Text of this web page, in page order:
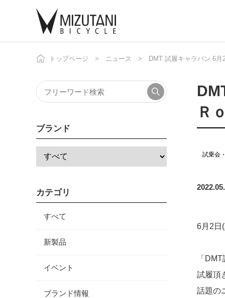
自
トップページ ニュース DMT 試履キャラバン 6月
Ｒ
試乗会
6月2日
「
試履頂
話題の
ブランド
カテゴリ
すべて
新製品
イベント
ブランド情報